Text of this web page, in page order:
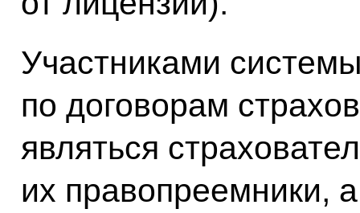
Участниками
по договорам
являться
их правопреемники,